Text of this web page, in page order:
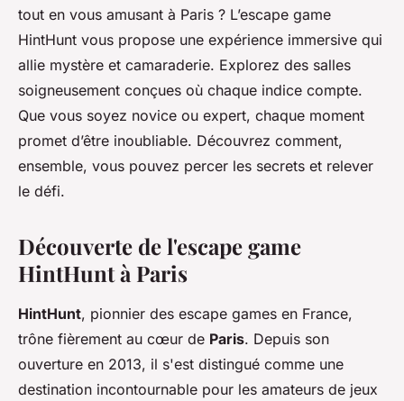
tout en vous amusant à Paris ? L’escape game
HintHunt vous propose une expérience immersive qui
allie mystère et camaraderie. Explorez des salles
soigneusement conçues où chaque indice compte.
Que vous soyez novice ou expert, chaque moment
promet d’être inoubliable. Découvrez comment,
ensemble, vous pouvez percer les secrets et relever
le défi.
Découverte de l'escape game
HintHunt à Paris
HintHunt, pionnier des escape games en France,
trône fièrement au cœur de Paris. Depuis son
ouverture en 2013, il s'est distingué comme une
destination incontournable pour les amateurs de jeux